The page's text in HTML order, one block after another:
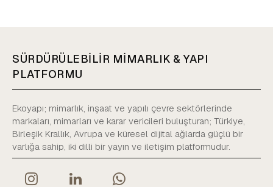
SÜRDÜRÜLEBİLİR MİMARLIK & YAPI
PLATFORMU
Ekoyapı; mimarlık, inşaat ve yapılı çevre sektörlerinde
markaları, mimarları ve karar vericileri buluşturan; Türkiye,
Birleşik Krallık, Avrupa ve küresel dijital ağlarda güçlü bir
varlığa sahip, iki dilli bir yayın ve iletişim platformudur.